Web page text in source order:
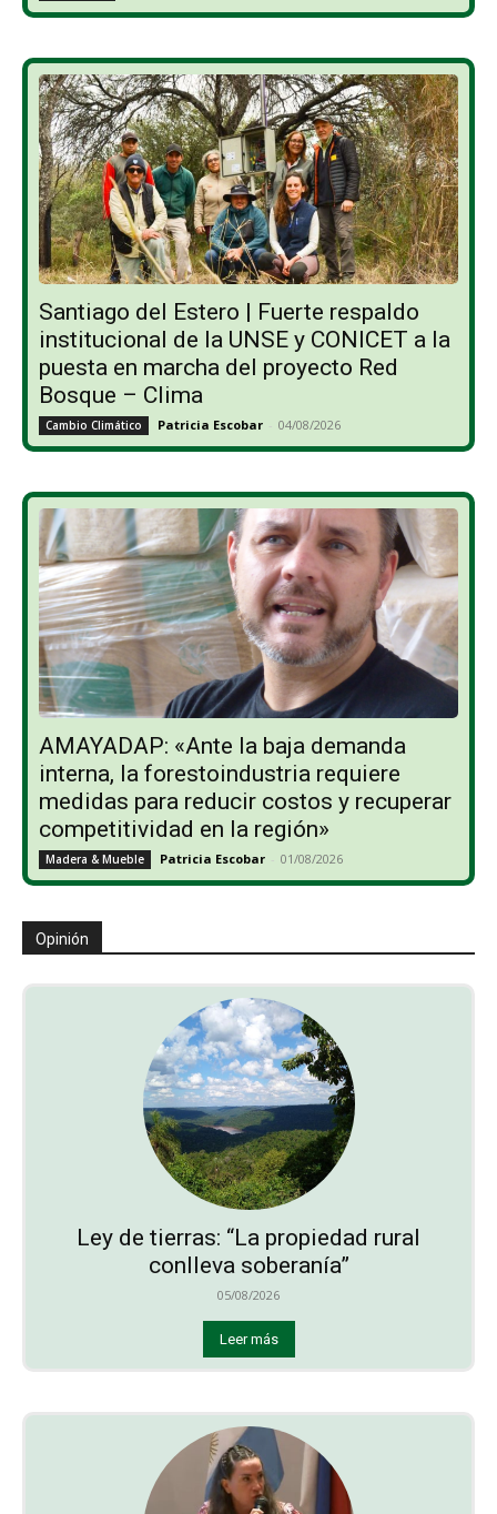
Santiago del Estero | Fuerte respaldo
institucional de la UNSE y CONICET a la
puesta en marcha del proyecto Red
Bosque – Clima
Cambio Climático Patricia Escobar - 04/08/2026
AMAYADAP: «Ante la baja demanda
interna, la forestoindustria requiere
medidas para reducir costos y recuperar
competitividad en la región»
Madera & Mueble Patricia Escobar - 01/08/2026
Opinión
Ley de tierras: “La propiedad rural
conlleva soberanía”
05/08/2026
Leer más